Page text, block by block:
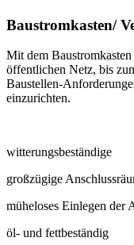
Baustromkasten/
Mit dem
öffentlichen Netz, bis
Baustellen-
einzurichten.
witterungsbeständige
großzügige
müheloses Einlegen der
öl- und fettbeständig